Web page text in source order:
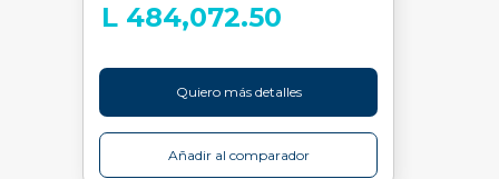
L 484,072.50
Quiero más detalles
Añadir al comparador